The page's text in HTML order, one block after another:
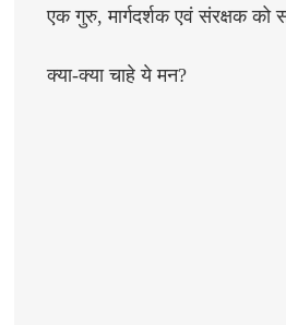
एक गुरु, मार्गदर्शक एवं संरक्षक को
क्या-क्या चाहे ये मन?